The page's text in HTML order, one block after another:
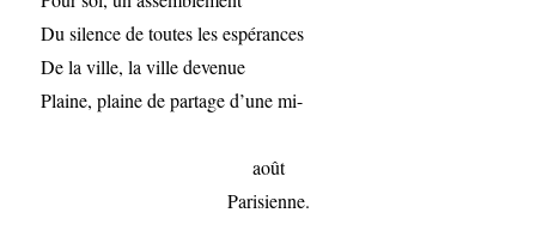
Du silence de toutes les espérances
De la ville, la ville devenue
Plaine, plaine de partage d’une mi-
août
Parisienne.